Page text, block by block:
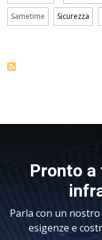
Sametime Sicurezza
Pronto
Parla con un
esigenze e